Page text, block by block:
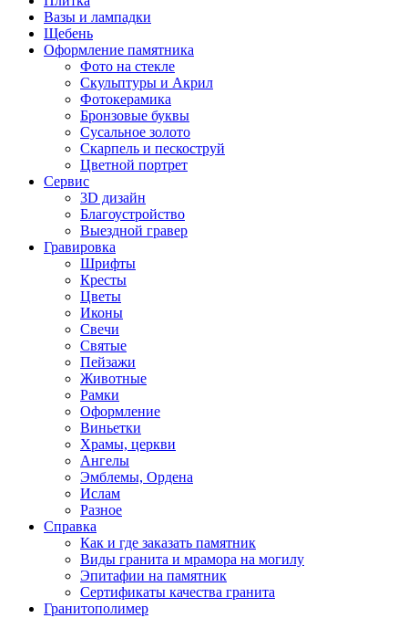
Вазы и лампадки
Щебень
Оформление памятника
Фото на стекле
Скульптуры и Акрил
Фотокерамика
Бронзовые буквы
Сусальное золото
Скарпель и пескоструй
Цветной портрет
Сервис
3D дизайн
Благоустройство
Выездной гравер
Гравировка
Шрифты
Кресты
Цветы
Иконы
Свечи
Святые
Пейзажи
Животные
Рамки
Оформление
Виньетки
Храмы, церкви
Ангелы
Эмблемы, Ордена
Ислам
Разное
Справка
Как и где заказать памятник
Виды гранита и мрамора на могилу
Эпитафии на памятник
Сертификаты качества гранита
Гранитополимер